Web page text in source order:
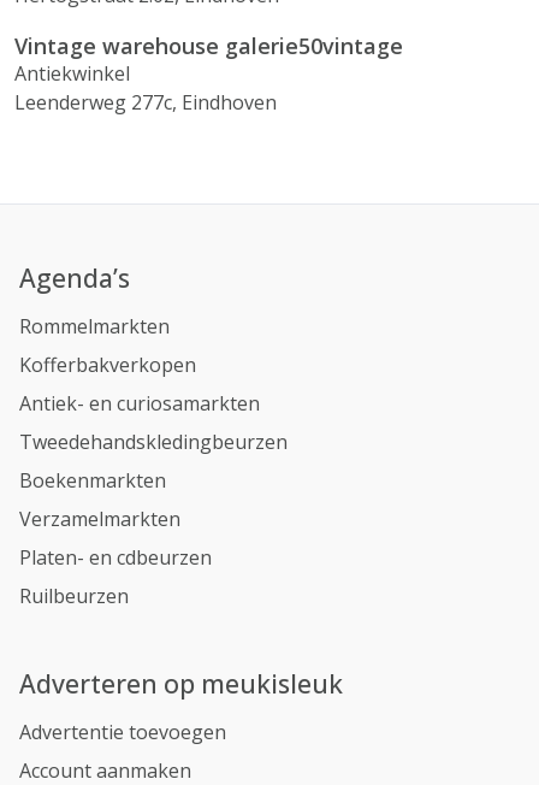
Vintage warehouse galerie50vintage
Antiekwinkel
Leenderweg 277c, Eindhoven
Agenda’s
Rommelmarkten
Kofferbakverkopen
Antiek- en curiosamarkten
Tweedehandskledingbeurzen
Boekenmarkten
Verzamelmarkten
Platen- en cdbeurzen
Ruilbeurzen
Adverteren op meukisleuk
Advertentie toevoegen
Account aanmaken